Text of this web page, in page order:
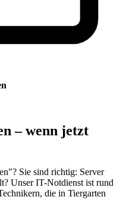
– wenn jetzt
Sie sind richtig: Server
Unser IT-Notdienst ist rund
die in Tiergarten